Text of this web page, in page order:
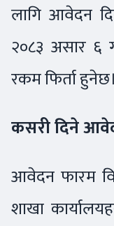
लागि आवेदन
२०८३ असार ६
रकम फिर्ता हुनेछ।
कसरी दिने
आवेदन फारम
शाखा